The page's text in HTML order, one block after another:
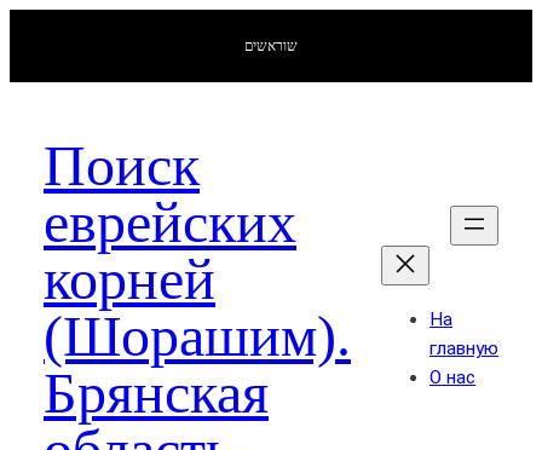
שוראשים
Поиск
еврейских
корней
(Шорашим).
Брянская
На
главную
О нас